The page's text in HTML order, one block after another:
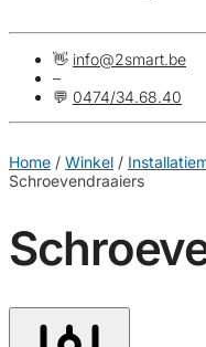
👋 info@2smart.be
–
💬 0474/34.68.40
Home / Winkel /
Schroevendraaiers